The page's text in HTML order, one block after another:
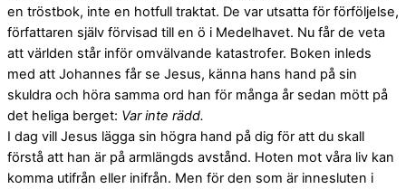
en tröstbok, inte en hotfull traktat. De var utsatta för förföljelse,
författaren själv förvisad till en ö i Medelhavet. Nu får de veta
att världen står inför omvälvande katastrofer. Boken inleds
med att Johannes får se Jesus, känna hans hand på sin
skuldra och höra samma ord han för många år sedan mött på
det heliga berget: Var inte rädd.
I dag vill Jesus lägga sin högra hand på dig för att du skall
förstå att han är på armlängds avstånd. Hoten mot våra liv kan
komma utifrån eller inifrån. Men för den som är innesluten i